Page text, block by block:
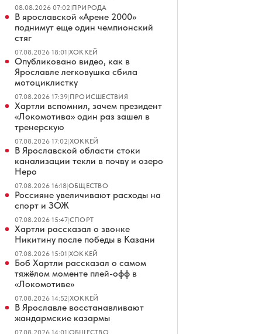
08.08.2026 07:02|ПРИРОДА
В ярославской «Арене 2000»
поднимут еще один чемпионский
стяг
07.08.2026 18:01|ХОККЕЙ
Опубликовано видео, как в
Ярославле легковушка сбила
мотоциклистку
07.08.2026 17:39|ПРОИСШЕСТВИЯ
Хартли вспомнил, зачем президент
«Локомотива» один раз зашел в
тренерскую
07.08.2026 17:02|ХОККЕЙ
В Ярославской области стоки
канализации текли в почву и озеро
Неро
07.08.2026 16:18|ОБЩЕСТВО
Россияне увеличивают расходы на
спорт и ЗОЖ
07.08.2026 15:47|СПОРТ
Хартли рассказал о звонке
Никитину после победы в Казани
07.08.2026 15:01|ХОККЕЙ
Боб Хартли рассказал о самом
тяжёлом моменте плей-офф в
«Локомотиве»
07.08.2026 14:52|ХОККЕЙ
В Ярославле восстанавливают
жандармские казармы
07.08.2026 14:01|ОБЩЕСТВО